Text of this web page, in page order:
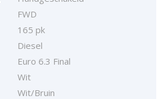
FWD
165 pk
Diesel
Euro 6.3 Final
Wit
Wit/Bruin